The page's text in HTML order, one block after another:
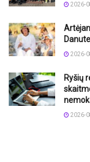
2026-
2026-
Ryšių
2026-